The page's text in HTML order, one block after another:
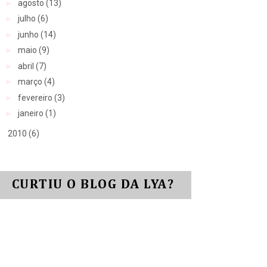
agosto (13)
julho (6)
junho (14)
maio (9)
abril (7)
março (4)
fevereiro (3)
janeiro (1)
2010 (6)
CURTIU O BLOG DA LYA?